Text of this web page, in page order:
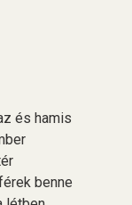
és hamis
benne